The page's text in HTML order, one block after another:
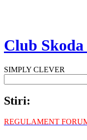
Club
SIMPLY CLEVER
Stiri:
REGULAMENT